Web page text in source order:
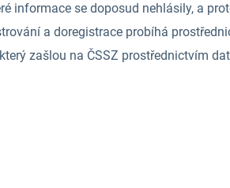
informace se doposud nehlásily, a
a doregistrace probíhá
zašlou na ČSSZ prostřednictvím